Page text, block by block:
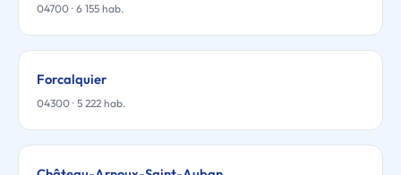
04700 · 6 155 hab.
Forcalquier
04300 · 5 222 hab.